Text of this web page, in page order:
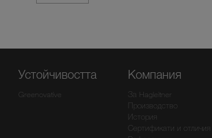
Устойчивостта
Greenovative
Компания
За Hagleitner
Производство
История
Сертификати и отличия